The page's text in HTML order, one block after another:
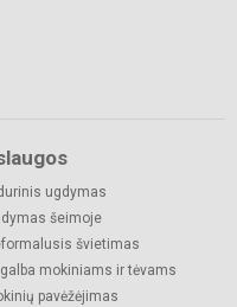
ugdymas
šeimoje
švietimas
mokiniams ir tėvams
pavėžėjimas